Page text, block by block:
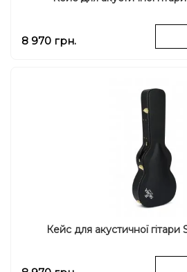
8 970 грн.
Кейс для акустичної